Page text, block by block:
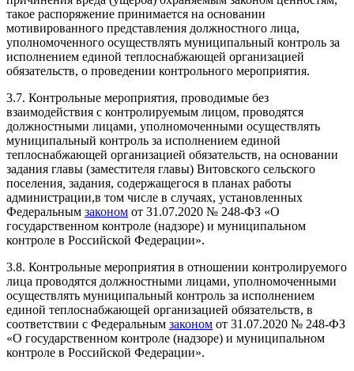
такое распоряжение принимается на основании
мотивированного представления должностного лица,
уполномоченного осуществлять муниципальный контроль за
исполнением единой теплоснабжающей организацией
обязательств, о проведении контрольного мероприятия.
3.7. Контрольные мероприятия, проводимые без
взаимодействия с контролируемым лицом, проводятся
должностными лицами, уполномоченными осуществлять
муниципальный контроль за исполнением единой
теплоснабжающей организацией обязательств, на основании
задания главы (заместителя главы) Витовского сельского
поселения задания, содержащегося в планах работы
администрации,в том числе в случаях, установленных
Федеральным законом от 31.07.2020 № 248-ФЗ «О
государственном контроле (надзоре) и муниципальном
контроле в Российской Федерации».
3.8. Контрольные мероприятия в отношении контролируемого
лица проводятся должностными лицами, уполномоченными
осуществлять муниципальный контроль за исполнением
единой теплоснабжающей организацией обязательств, в
соответствии с Федеральным законом от 31.07.2020 № 248-ФЗ
«О государственном контроле (надзоре) и муниципальном
контроле в Российской Федерации».